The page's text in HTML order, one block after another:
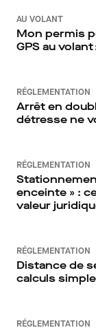
AU VOLANT
Mon permis
GPS au
RÉGLEMENTATION
Arrêt en
détresse ne
RÉGLEMENTATION
enceinte » :
valeur
RÉGLEMENTATION
Distance de
calculs
RÉGLEMENTATION